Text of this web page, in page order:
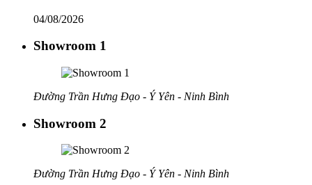
04/08/2026
Showroom 1
Đường Trần Hưng Đạo - Ý Yên - Ninh Bình
Showroom 2
Đường Trần Hưng Đạo - Ý Yên - Ninh Bình